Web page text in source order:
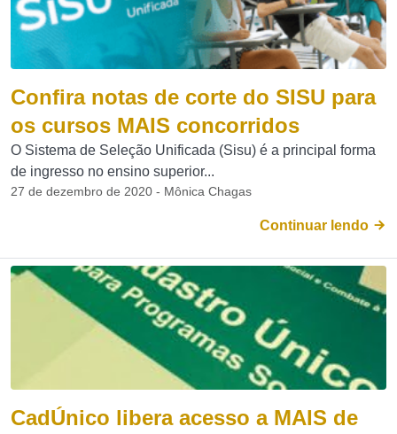
Confira notas de corte do SISU para
os cursos MAIS concorridos
O Sistema de Seleção Unificada (Sisu) é a principal forma
de ingresso no ensino superior...
27 de dezembro de 2020 - Mônica Chagas
Continuar lendo
CadÚnico libera acesso a MAIS de